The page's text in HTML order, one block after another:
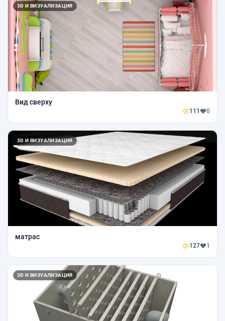
3D И ВИЗУАЛИЗАЦИЯ
Вид сверху
111 0
3D И ВИЗУАЛИЗАЦИЯ
матрас
127 1
3D И ВИЗУАЛИЗАЦИЯ